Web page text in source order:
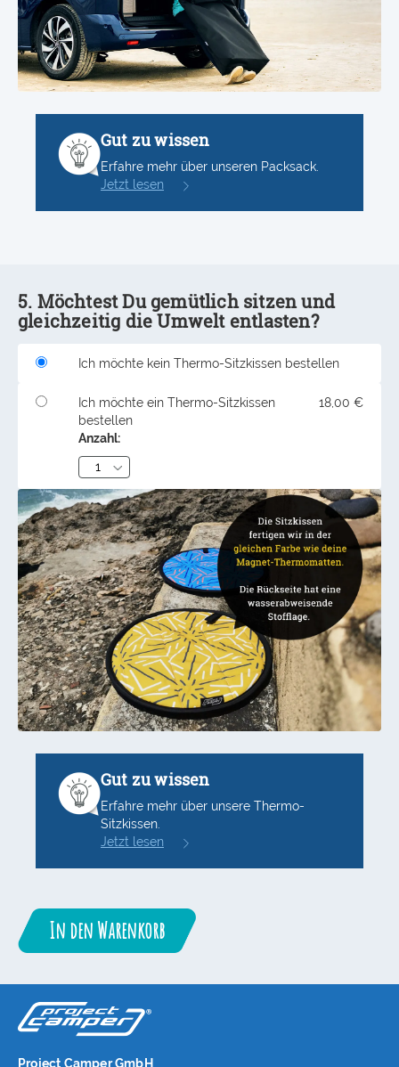
Gut zu wissen
Erfahre mehr über unseren Packsack.
Jetzt lesen
5. Möchtest Du gemütlich sitzen und
gleichzeitig die Umwelt entlasten?
Ich möchte kein Thermo-Sitzkissen bestellen
Ich möchte ein Thermo-Sitzkissen
bestellen
Anzahl:
18,00 €
Gut zu wissen
Erfahre mehr über unsere Thermo-
Sitzkissen.
Jetzt lesen
In den Warenkorb
Project Camper GmbH